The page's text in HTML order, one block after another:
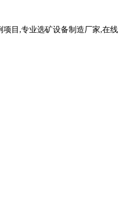
目,专业选矿设备制造厂家,在线